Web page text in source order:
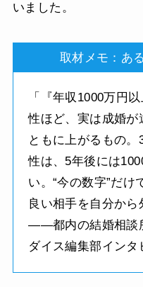
いました。
取材メモ：あ
「『年収1000万円
性ほど、実は成婚が
ともに上がるもの
性は、5年後には
い。“今の数字”だけ
良い相手を自分から
——都内の結婚相談
ダイス編集部インタ